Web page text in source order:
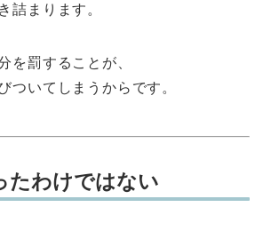
詰まります。
を罰することが、
ついてしまうからです。
たわけではない